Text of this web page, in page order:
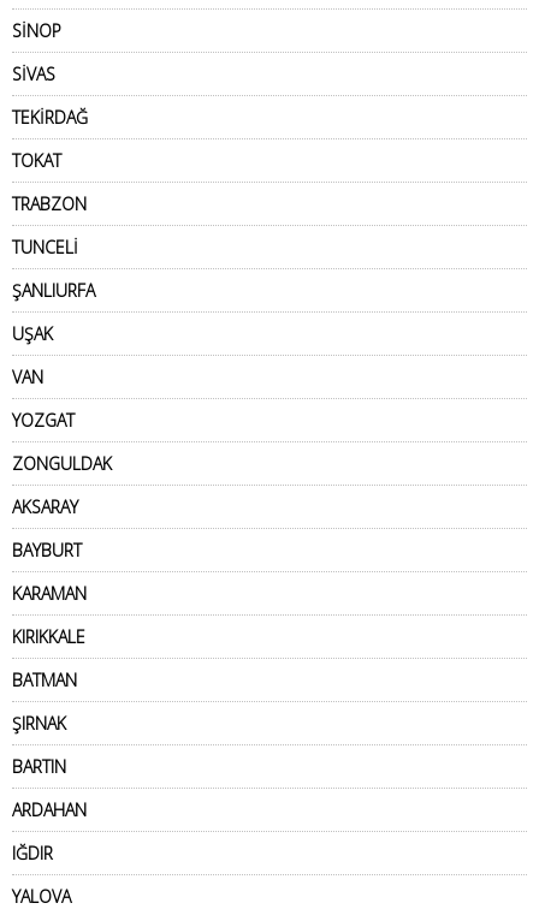
SİNOP
SİVAS
TEKİRDAĞ
TOKAT
TRABZON
TUNCELİ
ŞANLIURFA
UŞAK
VAN
YOZGAT
ZONGULDAK
AKSARAY
BAYBURT
KARAMAN
KIRIKKALE
BATMAN
ŞIRNAK
BARTIN
ARDAHAN
IĞDIR
YALOVA